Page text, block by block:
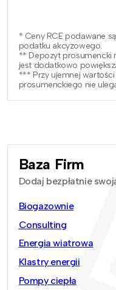
* Ceny RCE podawane
podatku akcyzowego.
** Depozyt prosumencki
jest dodatkowo
*** Przy ujemnej
prosumenckiego nie
Baza Firm
Dodaj bezpłatnie
Biogazownie
Consulting
Energia wiatrowa
Klastry energii
Pompy ciepła